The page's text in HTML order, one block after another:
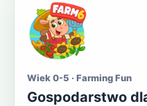
Wiek 0-5 · Farming Fun
Gospodarstwo